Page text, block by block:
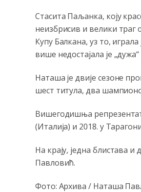
Стасита Паљанка, коју
неизбрисив и велики траг
Купу Балкана, уз то,
више недостајала је „дужа“
Наташа је двије сезоне
шест титула, два
Вишегодишња
(Италија) и 2018. у
На крају, једна блистава и
Павловић.
Фото: Aрхива / Наташа